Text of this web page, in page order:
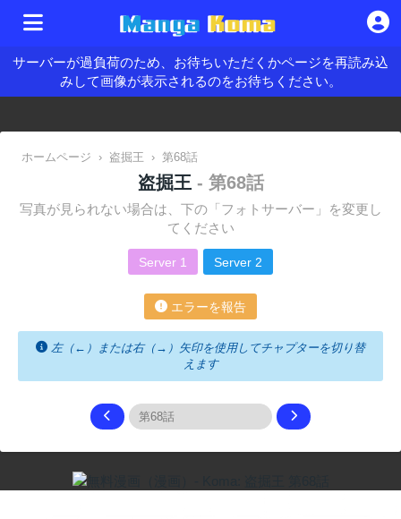
サーバーが過負荷のため、お待ちいただくかページを再読み込
みして画像が表示されるのをお待ちください。
ホームページ › 盗掘王 › 第68話
盗掘王 - 第68話
写真が見られない場合は、下の「フォトサーバー」を変更し
てください
Server 1 Server 2
エラーを報告
左（←）または右（→）矢印を使用してチャプターを切り替
えます